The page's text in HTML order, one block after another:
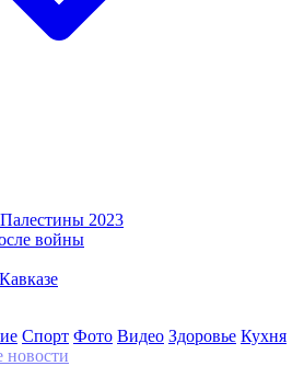
2023
войны
Спорт Фото Видео Здоровье Кухня
новости